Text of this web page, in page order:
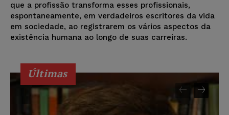
que a profissão transforma esses profissionais,
espontaneamente, em verdadeiros escritores da vida
em sociedade, ao registrarem os vários aspectos da
existência humana ao longo de suas carreiras.
Últimas